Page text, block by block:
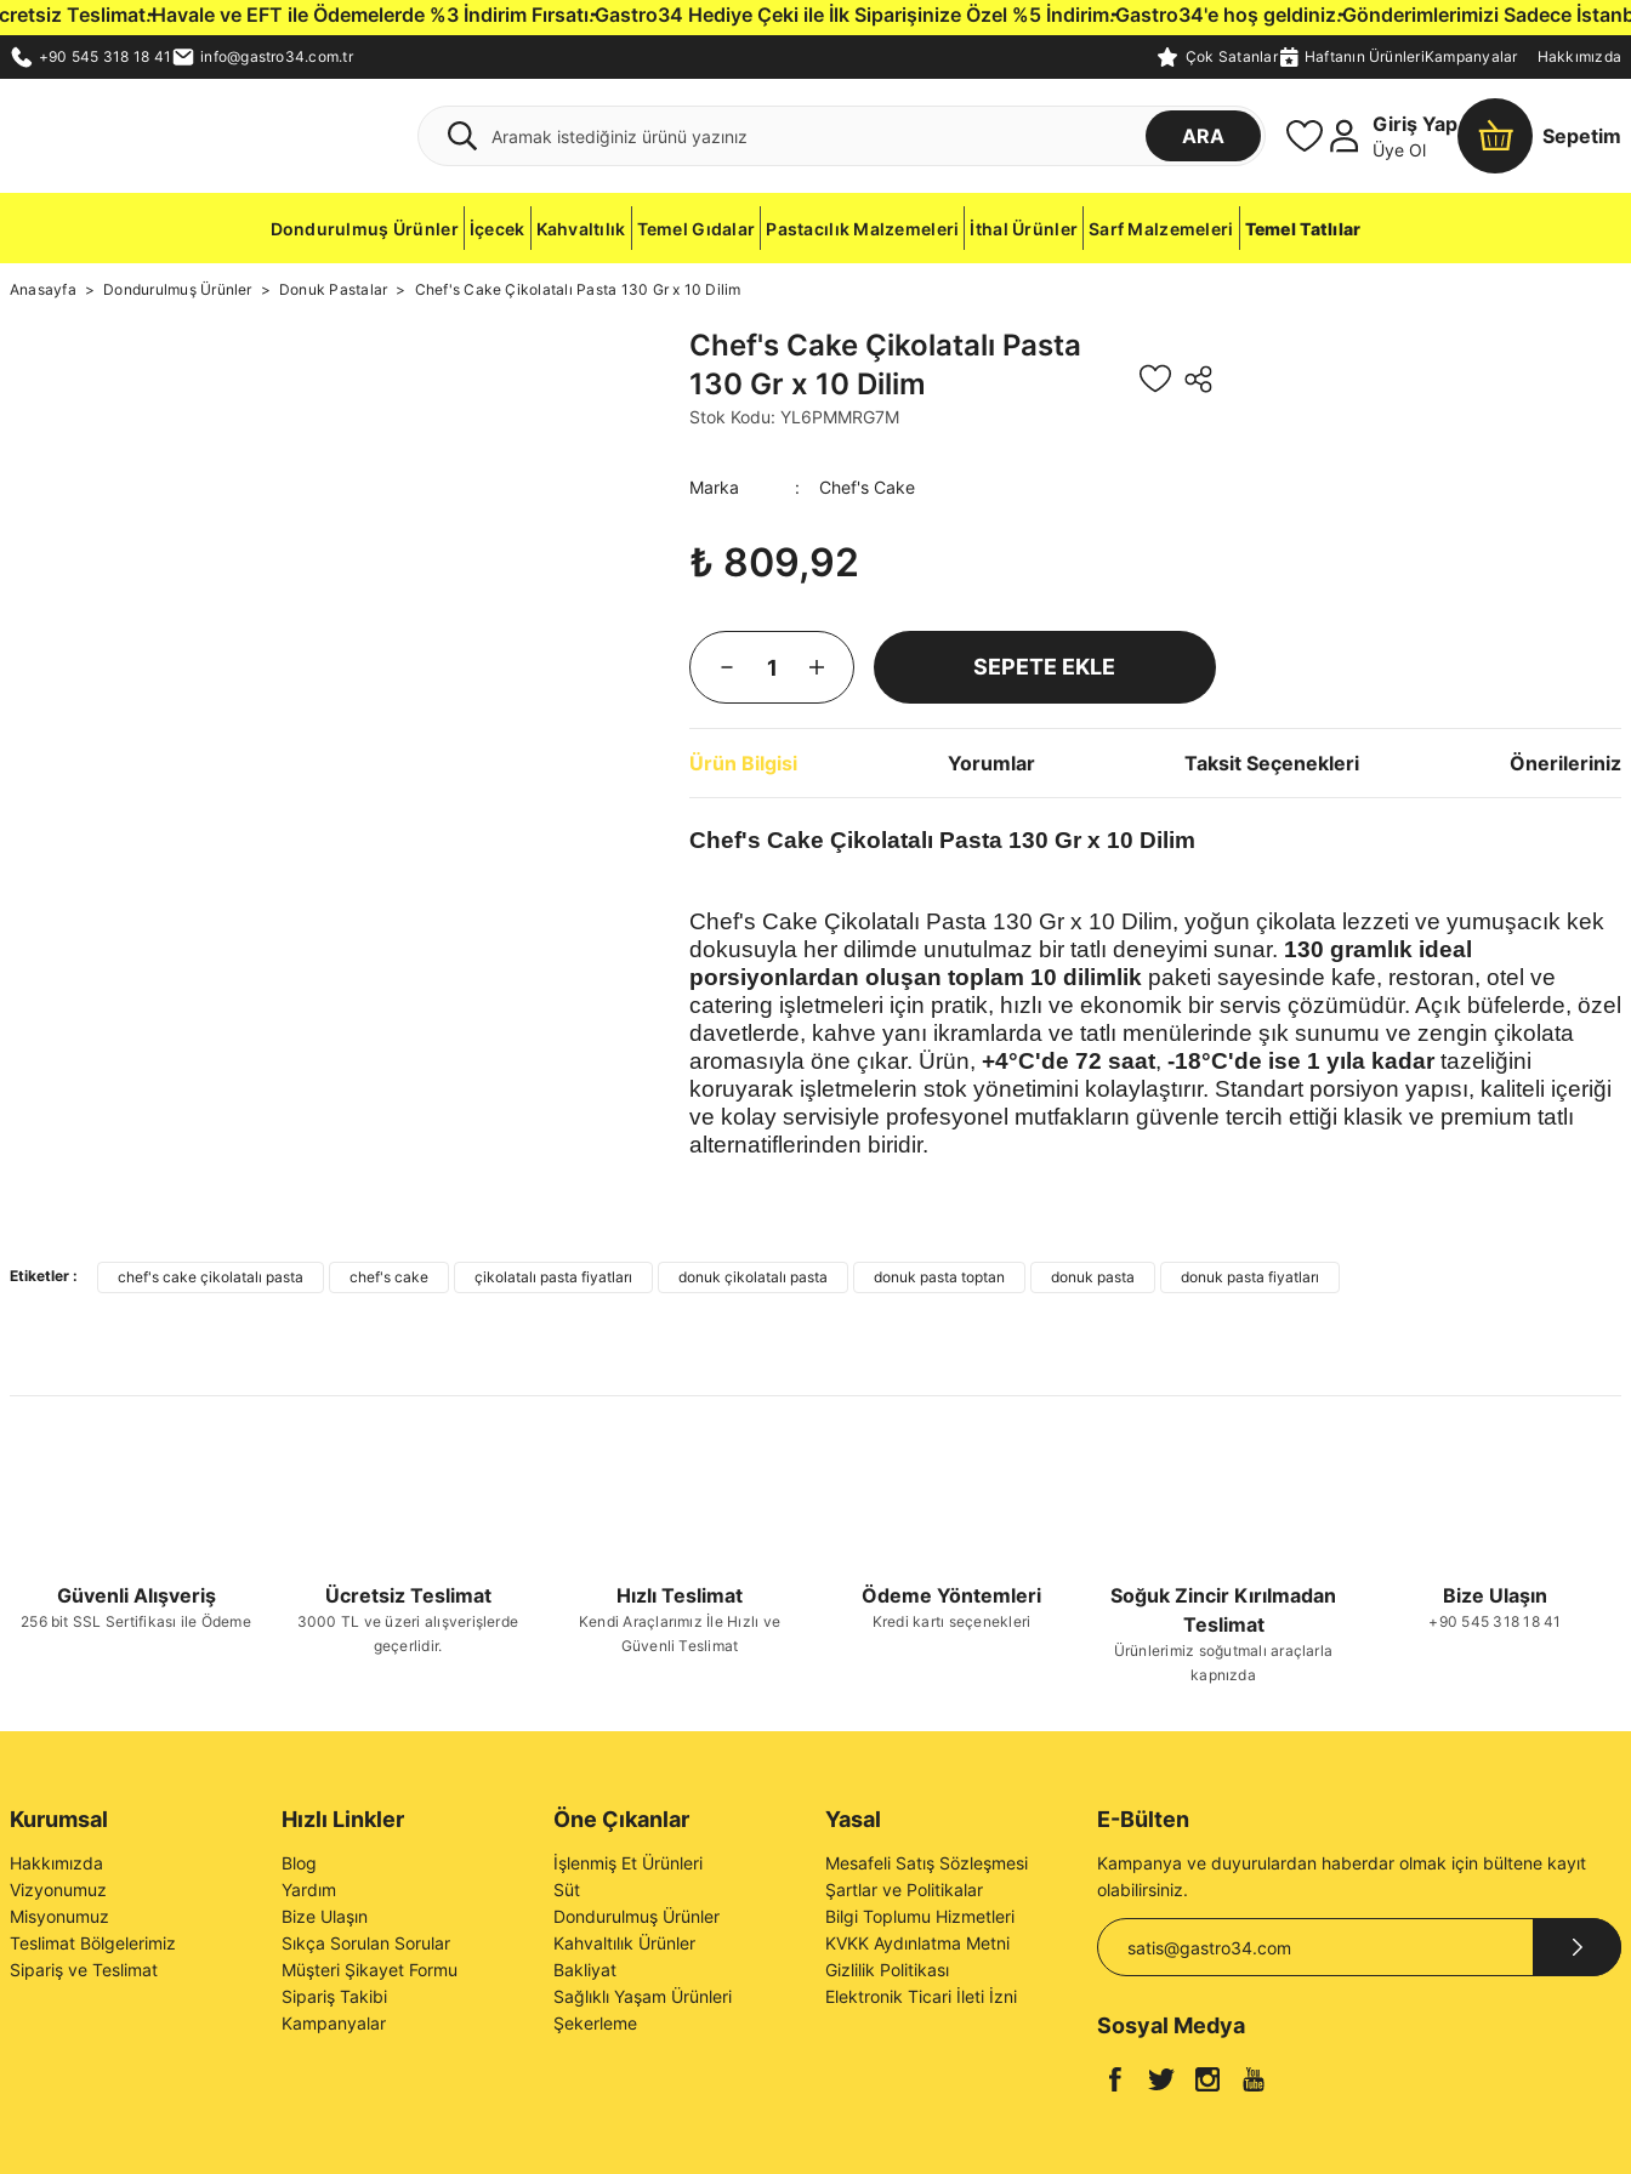
Teslimat.Havale ve EFT ile Ödemelerde %3 İndirim Fırsatı.Gastro34 Hediye Çeki ile İlk Siparişinize Özel %5 İndirim.Gastro34'e hoş geldiniz.Gönderimlerimizi Sadece İstanbul
+90 545 318 18 41 info@gastro34.com.tr Çok Satanlar Haftanın ÜrünleriKampanyalar Hakkımızda
ARA
Giriş Yap
Üye Ol
Sepetim
Dondurulmuş Ürünler İçecek Kahvaltılık Temel Gıdalar Pastacılık Malzemeleri İthal Ürünler Sarf Malzemeleri Temel Tatlılar
Anasayfa Dondurulmuş Ürünler Donuk Pastalar Chef's Cake Çikolatalı Pasta 130 Gr x 10 Dilim
Chef's Cake Çikolatalı Pasta
130 Gr x 10 Dilim
Stok Kodu: YL6PMMRG7M
Marka Chef's Cake
₺ 809,92
SEPETE EKLE
Ürün Bilgisi Yorumlar Taksit Seçenekleri Önerileriniz
Chef's Cake Çikolatalı Pasta 130 Gr x 10 Dilim
Chef's Cake Çikolatalı Pasta 130 Gr x 10 Dilim, yoğun çikolata lezzeti ve yumuşacık kek
dokusuyla her dilimde unutulmaz bir tatlı deneyimi sunar. 130 gramlık ideal
porsiyonlardan oluşan toplam 10 dilimlik paketi sayesinde kafe, restoran, otel ve
catering işletmeleri için pratik, hızlı ve ekonomik bir servis çözümüdür. Açık büfelerde, özel
davetlerde, kahve yanı ikramlarda ve tatlı menülerinde şık sunumu ve zengin çikolata
aromasıyla öne çıkar. Ürün, +4°C'de 72 saat, -18°C'de ise 1 yıla kadartazeliğini
koruyarak işletmelerin stok yönetimini kolaylaştırır. Standart porsiyon yapısı, kaliteli içeriği
ve kolay servisiyle profesyonel mutfakların güvenle tercih ettiği klasik ve premium tatlı
alternatiflerinden biridir.
Ürün bilgilerinde hatalar bulunuyor.
Gönder
Etiketler : chef's cake çikolatalı pasta chef's cake çikolatalı pasta fiyatları donuk çikolatalı pasta donuk pasta toptan donuk pasta donuk pasta fiyatları
Güvenli Alışveriş
256 bit SSL Sertifikası ile Ödeme
Ücretsiz Teslimat
3000 TL ve üzeri alışverişlerde
geçerlidir.
Hızlı Teslimat
Kendi Araçlarımız İle Hızlı ve
Güvenli Teslimat
Ödeme Yöntemleri
Kredi kartı seçenekleri
Soğuk Zincir Kırılmadan
Teslimat
Ürünlerimiz soğutmalı araçlarla
kapnızda
Bize Ulaşın
+90 545 318 18 41
Kurumsal
Hakkımızda
Vizyonumuz
Misyonumuz
Teslimat Bölgelerimiz
Sipariş ve Teslimat
Hızlı Linkler
Blog
Yardım
Bize Ulaşın
Sıkça Sorulan Sorular
Müşteri Şikayet Formu
Sipariş Takibi
Kampanyalar
Öne Çıkanlar
İşlenmiş Et Ürünleri
Süt
Dondurulmuş Ürünler
Kahvaltılık Ürünler
Bakliyat
Sağlıklı Yaşam Ürünleri
Şekerleme
Yasal
Mesafeli Satış Sözleşmesi
Şartlar ve Politikalar
Bilgi Toplumu Hizmetleri
KVKK Aydınlatma Metni
Gizlilik Politikası
Elektronik Ticari İleti İzni
E-Bülten
Kampanya ve duyurulardan haberdar olmak için bültene kayıt
olabilirsiniz.
Sosyal Medya